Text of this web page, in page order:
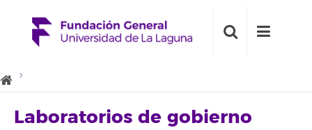
Laboratorios de gobierno